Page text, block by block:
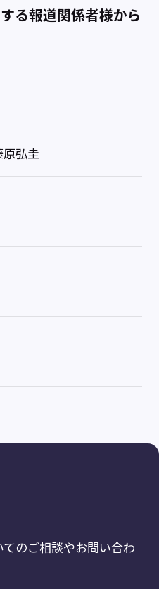
る報道関係者様から
弘圭
のご相談やお問い合わ